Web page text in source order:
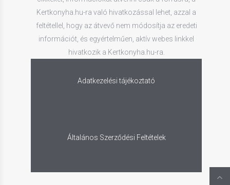
Kertkonyha.hu-ra való hivatkozással lehet, azzal a
feltétellel, hogy az átvevő nem módosítja az eredeti
információt, és egyértelműen, aktív webes linkkel
hivatkozik a Kertkonyha.hu-ra.
Adatkezelési tájékoztató
Általános Szerződési Feltételek